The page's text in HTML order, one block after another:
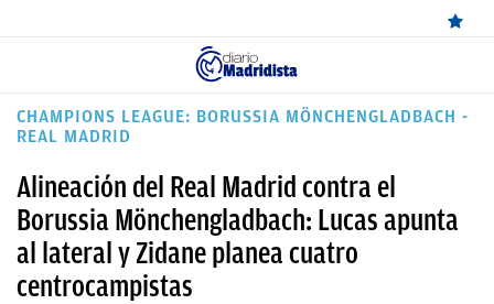
ÚLTIMAS
REAL
MADRID
BALONCESTO
CHAMPIONS LEAGUE: BORUSSIA MÖNCHENGLADBACH -
REAL MADRID
Alineación del Real Madrid contra el
Borussia Mönchengladbach: Lucas apunta
al lateral y Zidane planea cuatro
centrocampistas